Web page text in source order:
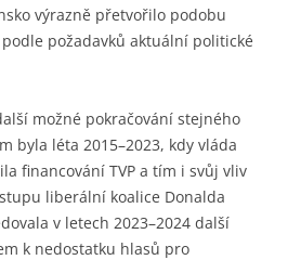
výrazně přetvořilo podobu
požadavků aktuální politické
možné pokračování stejného
byla léta 2015–2023, kdy vláda
financování TVP a tím i svůj vliv
liberální koalice Donalda
v letech 2023–2024 další
k nedostatku hlasů pro